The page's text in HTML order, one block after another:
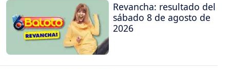
Revancha: resultado del
sábado 8 de agosto de
2026